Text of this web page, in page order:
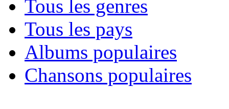
Tous les genres
Tous les pays
Albums populaires
Chansons populaires